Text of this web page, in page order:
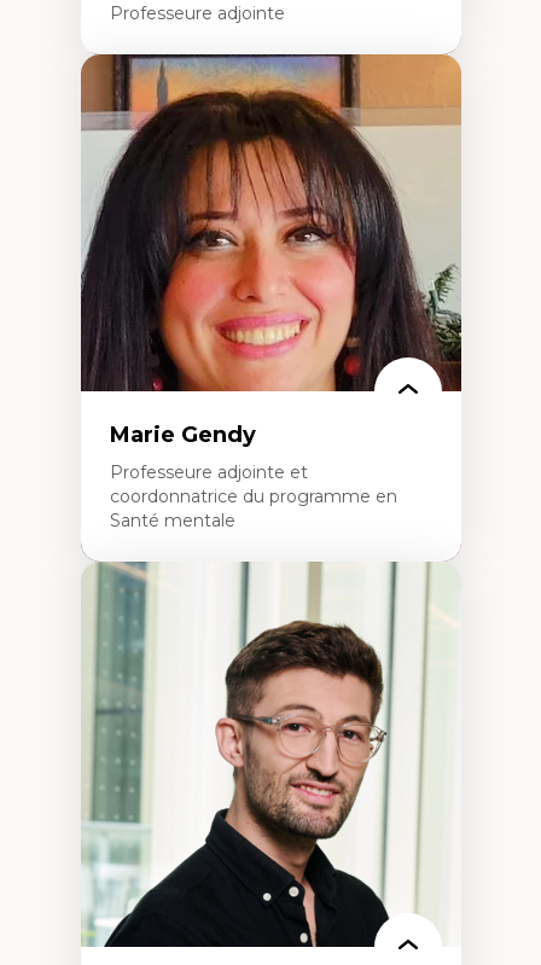
Professeure adjointe
Expertises
Acceptabilité, acceptation et adoption des
technologies
Technologies d'apprentissage innovantes
Insertion professionnelle du nouveau
personnel enseignant
Construction identitaire en milieu
minoritaire francophone
Technologies éducatives pour la formation
continue
Marie Gendy
Professeure adjointe et
coordonnatrice du programme en
Santé mentale
Expertises
Neuropsychiatrie et neurosciences
Direction d'essais cliniques
Analyse des politiques et pratiques en santé
mentale
Développement de protocoles d'essais
cliniques
Collaboration interfonctionnelle
Leadership en recherche clinique
Développement de cadres politiques
Collaboration avec des entreprises
pharmaceutiques
Rédaction de publications et de rapports
politiques
Enseignement et mentorat